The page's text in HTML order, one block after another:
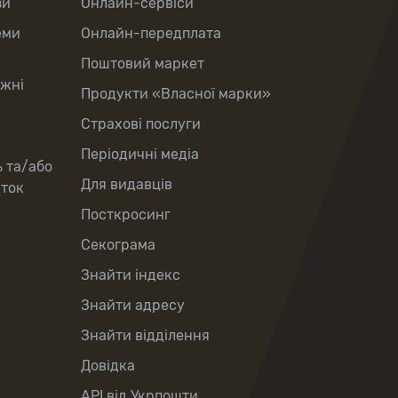
та/або
Онлайн-передплата
Поштовий маркет
Продукти «Власної марки»
Страхові послуги
Періодичні медіа
Для видавців
Посткросинг
Секограма
Знайти індекс
Знайти адресу
Знайти відділення
Довідка